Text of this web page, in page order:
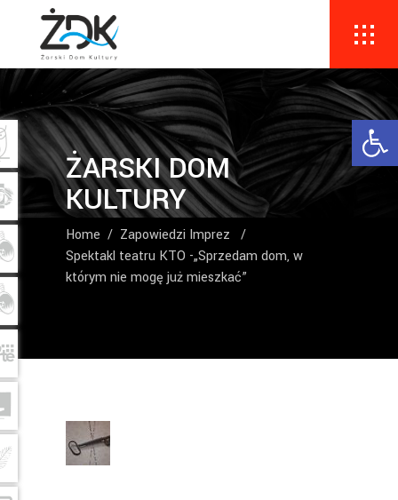
ŻARSKI DOM
KULTURY
Home / Zapowiedzi Imprez
/
Spektakl teatru KTO -„Sprzedam dom, w
którym nie mogę już mieszkać”